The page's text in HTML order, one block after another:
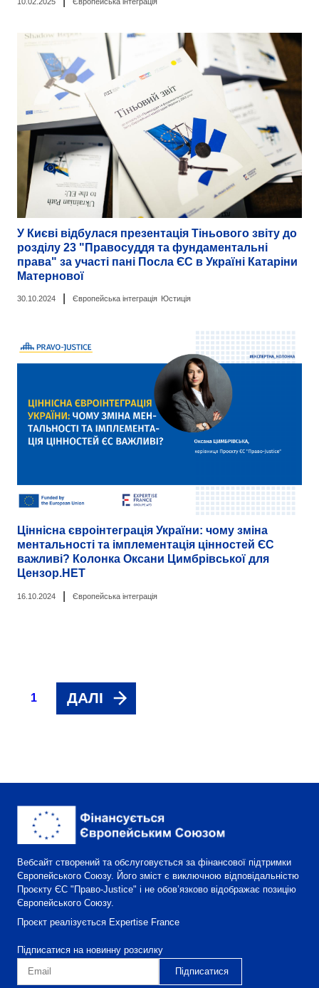
У Києві відбулася презентація Тіньового звіту до
розділу 23 "Правосуддя та фундаментальні
права" за участі пані Посла ЄС в Україні Катаріни
Матернової
30.10.2024 Європейська інтеграція Юстиція
Ціннісна євроінтеграція України: чому зміна
ментальності та імплементація цінностей ЄС
важливі? Колонка Оксани Цимбрівської для
Цензор.НЕТ
16.10.2024 Європейська інтеграція
1 ДАЛІ
Вебсайт створений та обслуговується за фінансової підтримки
Європейського Союзу. Його зміст є виключною відповідальністю
Проєкту ЄС "Право-Justice" і не обов’язково відображає позицію
Європейського Союзу.
Проєкт реалізується Expertise France
Підписатися на новинну розсилку